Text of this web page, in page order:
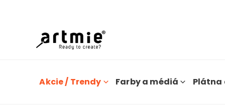
Akcie / Trendy Farby a médiá Plátna